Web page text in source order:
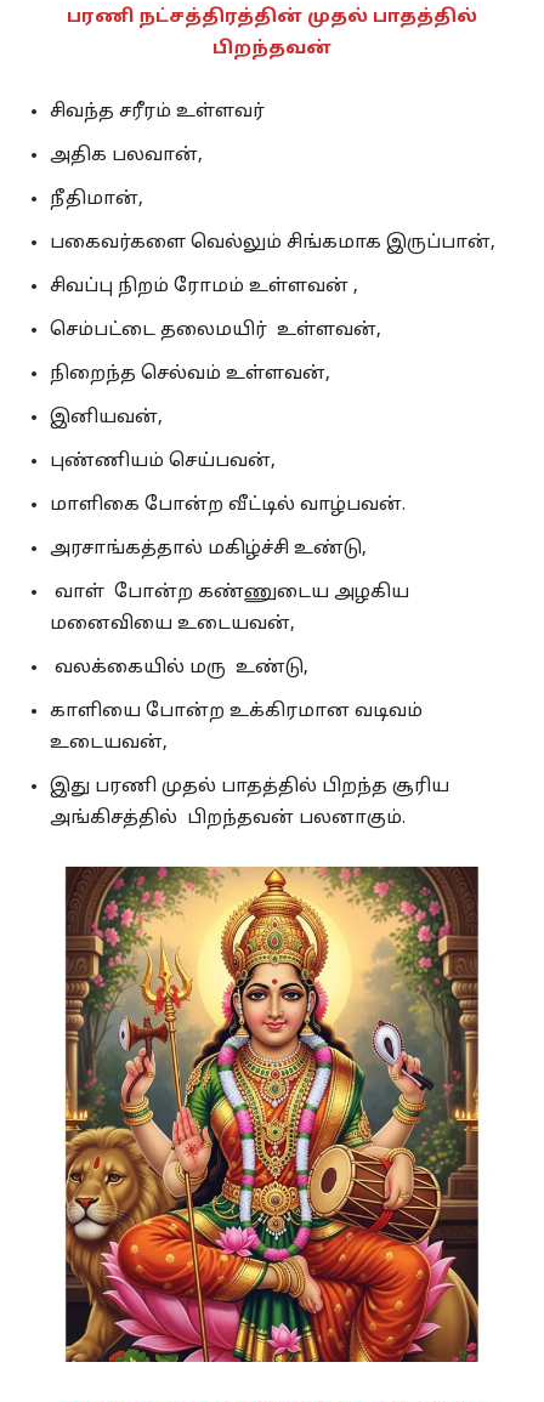
பரணி நட்சத்திரத்தின் முதல் பாதத்தில்
பிறந்தவன்
சிவந்த சரீரம் உள்ளவர்
அதிக பலவான்,
நீதிமான்,
பகைவர்களை வெல்லும் சிங்கமாக இருப்பான்,
சிவப்பு நிறம் ரோமம் உள்ளவன் ,
செம்பட்டை தலைமயிர் உள்ளவன்,
நிறைந்த செல்வம் உள்ளவன்,
இனியவன்,
புண்ணியம் செய்பவன்,
மாளிகை போன்ற வீட்டில் வாழ்பவன்.
அரசாங்கத்தால் மகிழ்ச்சி உண்டு,
வாள் போன்ற கண்ணுடைய அழகிய
மனைவியை உடையவன்,
வலக்கையில் மரு உண்டு,
காளியை போன்ற உக்கிரமான வடிவம்
உடையவன்,
இது பரணி முதல் பாதத்தில் பிறந்த சூரிய
அங்கிசத்தில் பிறந்தவன் பலனாகும்.